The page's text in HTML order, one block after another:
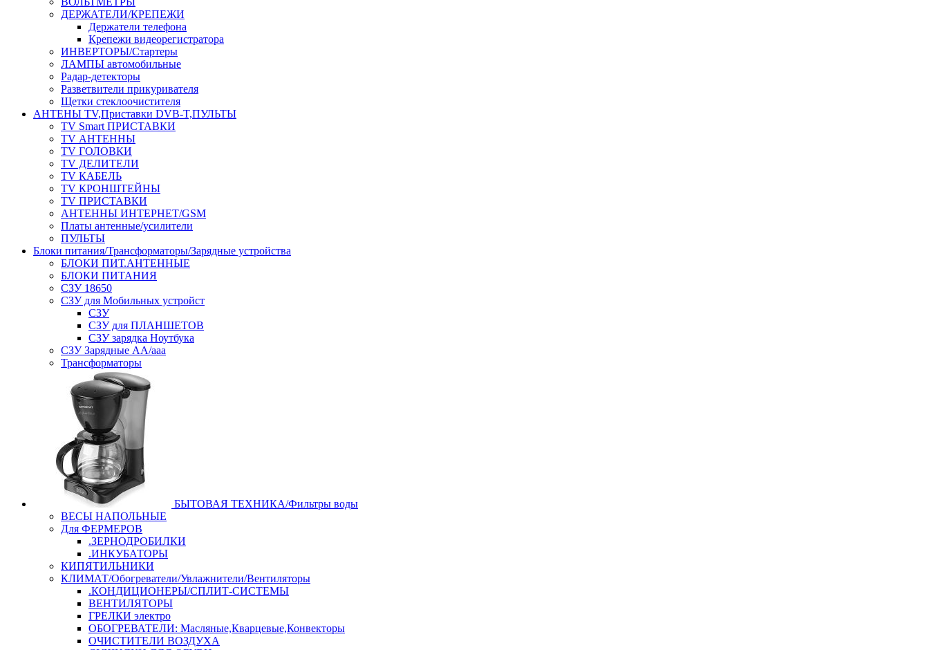
ДЕРЖАТЕЛИ/КРЕПЕЖИ
Держатели телефона
Крепежи видеорегистратора
ИНВЕРТОРЫ/Стартеры
ЛАМПЫ автомобильные
Радар-детекторы
Разветвители прикуривателя
Щетки стеклоочистителя
АНТЕНЫ ТV,Приставки DVB-T,ПУЛЬТЫ
TV Smart ПРИСТАВКИ
TV АНТЕННЫ
TV ГОЛОВКИ
TV ДЕЛИТЕЛИ
TV КАБЕЛЬ
TV КРОНШТЕЙНЫ
TV ПРИСТАВКИ
АНТЕННЫ ИНТЕРНЕТ/GSM
Платы антенные/усилители
ПУЛЬТЫ
Блоки питания/Трансформаторы/Зарядные устройства
БЛОКИ ПИТ.АНТЕННЫЕ
БЛОКИ ПИТАНИЯ
СЗУ 18650
СЗУ для Мобильных устройст
СЗУ
СЗУ для ПЛАНШЕТОВ
СЗУ зарядка Ноутбука
СЗУ Зарядные АА/ааа
Трансформаторы
БЫТОВАЯ ТЕХНИКА/Фильтры воды
ВЕСЫ НАПОЛЬНЫЕ
Для ФЕРМЕРОВ
.ЗЕРНОДРОБИЛКИ
.ИНКУБАТОРЫ
КИПЯТИЛЬНИКИ
КЛИМАТ/Обогреватели/Увлажнители/Вентиляторы
.КОНДИЦИОНЕРЫ/СПЛИТ-СИСТЕМЫ
ВЕНТИЛЯТОРЫ
ГРЕЛКИ электро
ОБОГРЕВАТЕЛИ: Масляные,Кварцевые,Конвекторы
ОЧИСТИТЕЛИ ВОЗДУХА